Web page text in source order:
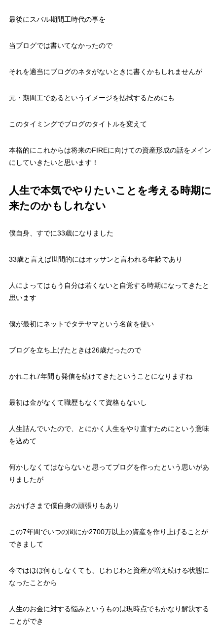
最後にスバル期間工時代の事を
当ブログでは書いてなかったので
それを適当にブログのネタがないときに書くかもしれませんが
元・期間工であるというイメージを払拭するためにも
このタイミングでブログのタイトルを変えて
本格的にこれからは将来のFIREに向けての資産形成の話をメイン
にしていきたいと思います！
人生で本気でやりたいことを考える時期に
来たのかもしれない
僕自身、すでに33歳になりました
33歳と言えば世間的にはオッサンと言われる年齢であり
人によってはもう自分は若くないと自覚する時期になってきたと
思います
僕が最初にネットでタテヤマという名前を使い
ブログを立ち上げたときは26歳だったので
かれこれ7年間も発信を続けてきたということになりますね
最初は金がなくて職歴もなくて資格もないし
人生詰んでいたので、とにかく人生をやり直すためにという意味
を込めて
何かしなくてはならないと思ってブログを作ったという思いがあ
りましたが
おかげさまで僕自身の頑張りもあり
この7年間でいつの間にか2700万以上の資産を作り上げることが
できまして
今ではほぼ何もしなくても、じわじわと資産が増え続ける状態に
なったことから
人生のお金に対する悩みというものは現時点でもかなり解決する
ことができ